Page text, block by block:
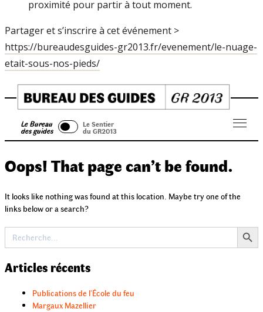
proximité pour partir à tout moment.
Partager et s’inscrire à cet événement >
https://bureaudesguides-gr2013.fr/evenement/le-nuage-
etait-sous-nos-pieds/